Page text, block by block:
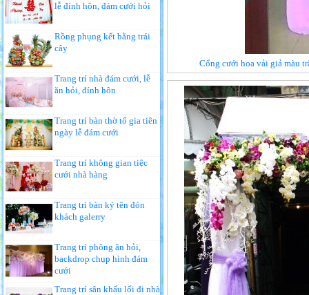
lễ đính hôn, đám cưới hỏi
Rồng phụng kết bằng trái
cây
Trang trí nhà đám cưới, lễ
ăn hỏi, đính hôn
Trang trí bàn thờ tổ gia tiên
ngày lễ đám cưới
Trang trí không gian tiệc
cưới nhà hàng
Trang trí bàn ký tên đón
khách galerry
Trang trí phông ăn hỏi,
backdrop chụp hình đám
cưới
Trang trí sân khấu lối đi nhà
Cổng cưới hoa vải giả màu